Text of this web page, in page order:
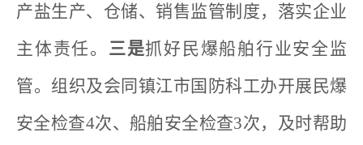
产盐生产、仓储、销售监管制度，落实企业
主体责任。 三是抓好民爆船舶行业安全监
管。组织及会同镇江市国防科工办开展民爆
安全检查4次、船舶安全检查3次，及时帮助